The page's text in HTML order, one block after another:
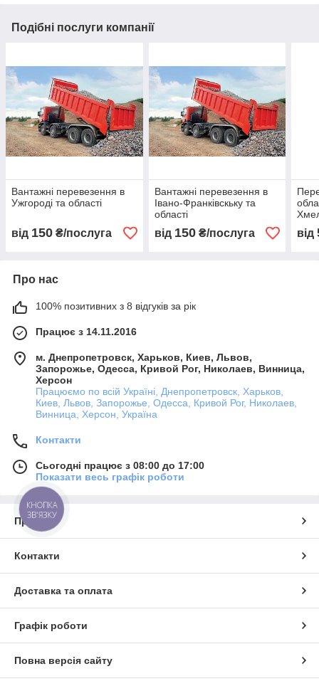
Подібні послуги компанії
Вантажні перевезення в
Ужгороді та області
від 150 ₴/послуга
Вантажні перевезення в
Івано-Франківскьку та
області
від 150₴/послуга від
Про нас
100% позитивних з 8 відгуків за рік
Працює з 14.11.2016
м. Днепропетровск, Харьков, Киев, Львов,
Запорожье, Одесса, Кривой Рог, Николаев, Винница,
Херсон
Працюємо по всій Україні, Днепропетровск, Харьков,
Киев, Львов, Запорожье, Одесса, Кривой Рог, Николаев,
Винница, Херсон, Україна
Контакти
Сьогодні працює з 08:00 до 17:00
Показати весь графік роботи
Про нас
Контакти
Доставка та оплата
Графік роботи
Повна версія сайту
КНОПКА
ЗВ'ЯЗКУ